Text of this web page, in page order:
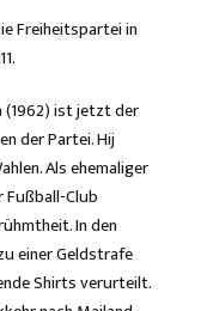
Freiheitspartei in
(1962) ist jetzt der
der Partei. Hij
Als ehemaliger
Fußball-Club
In den
einer Geldstrafe
Shirts verurteilt.